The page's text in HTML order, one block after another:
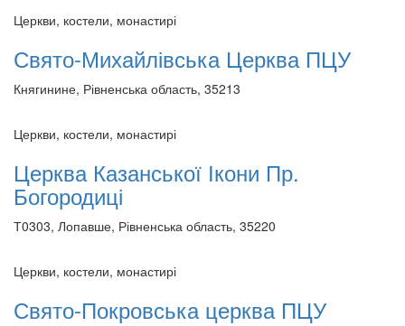
Церкви, костели, монастирі
Свято-Михайлівська Церква ПЦУ
Княгинине, Рівненська область, 35213
Церкви, костели, монастирі
Церква Казанської Ікони Пр.
Богородиці
Т0303, Лопавше, Рівненська область, 35220
Церкви, костели, монастирі
Свято-Покровська церква ПЦУ